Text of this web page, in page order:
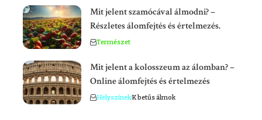
Mit jelent szamócával álmodni? –
Részletes álomfejtés és értelmezés.
Természet
Mit jelent a kolosszeum az álomban? –
Online álomfejtés és értelmezés
HelyszínekK betűs álmok